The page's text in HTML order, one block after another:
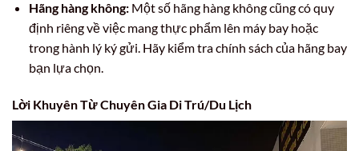
Hãng hàng không:Một số hãng hàng không cũng có quy
định riêng về việc mang thực phẩm lên máy bay hoặc
trong hành lý ký gửi. Hãy kiểm tra chính sách của hãng bay
bạn lựa chọn.
Lời Khuyên Từ Chuyên Gia Di Trú/Du Lịch